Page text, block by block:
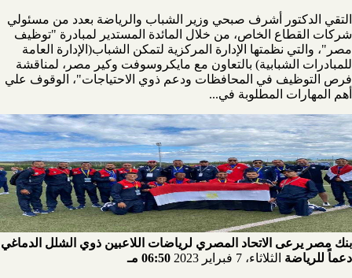
التقي الدكتور أشرف صبحي وزير الشباب والرياضة بعدد من مسئولي
شركات القطاع الخاص، من خلال المائدة المستدير لمبادرة "توظيف
مصر"، والتي نظمتها الإدارة المركزية لتمكن الشباب(الإدارة العامة
للمبادرات الشبابية) بالتعاون مع مايكروسوفت وكير مصر، لمناقشة
فرص التوظيف في المحافظات ودعم ذوي الاحتياجات"، الوقوف علي
أهم المهارات المطلوبة في...
بنك مصر يرعى الاتحاد المصري لرياضات اللاعبين ذوي الشلل الدماغي
دعماً للرياضة الثلاثاء، 7 فبراير 2023 06:50 مـ